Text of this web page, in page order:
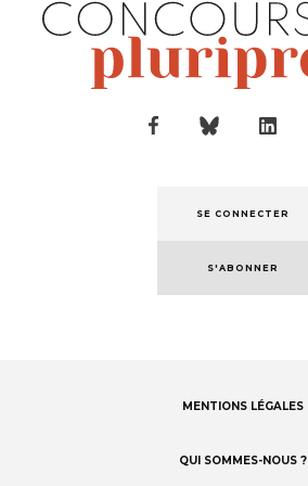
SE CONNECTER
S'ABONNER
MENTIONS LÉGALES
QUI SOMMES-NOUS ?